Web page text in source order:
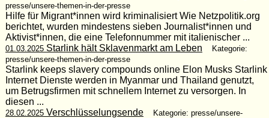
presse/unsere-themen-in-der-presse
Hilfe für Migrant*innen wird kriminalisiert Wie Netzpolitik.org
berichtet, wurden mindestens sieben Journalist*innen und
Aktivist*innen, die eine Telefonnummer mit italienischer ...
01.03.2025Starlink hält Sklavenmarkt am Leben
Kategorie:
presse/unsere-themen-in-der-presse
Starlink keeps slavery compounds online Elon Musks Starlink
Internet Dienste werden in Myanmar und Thailand genutzt,
um Betrugsfirmen mit schnellem Internet zu versorgen. In
diesen ...
28.02.2025Verschlüsselungsende
Kategorie: presse/unsere-